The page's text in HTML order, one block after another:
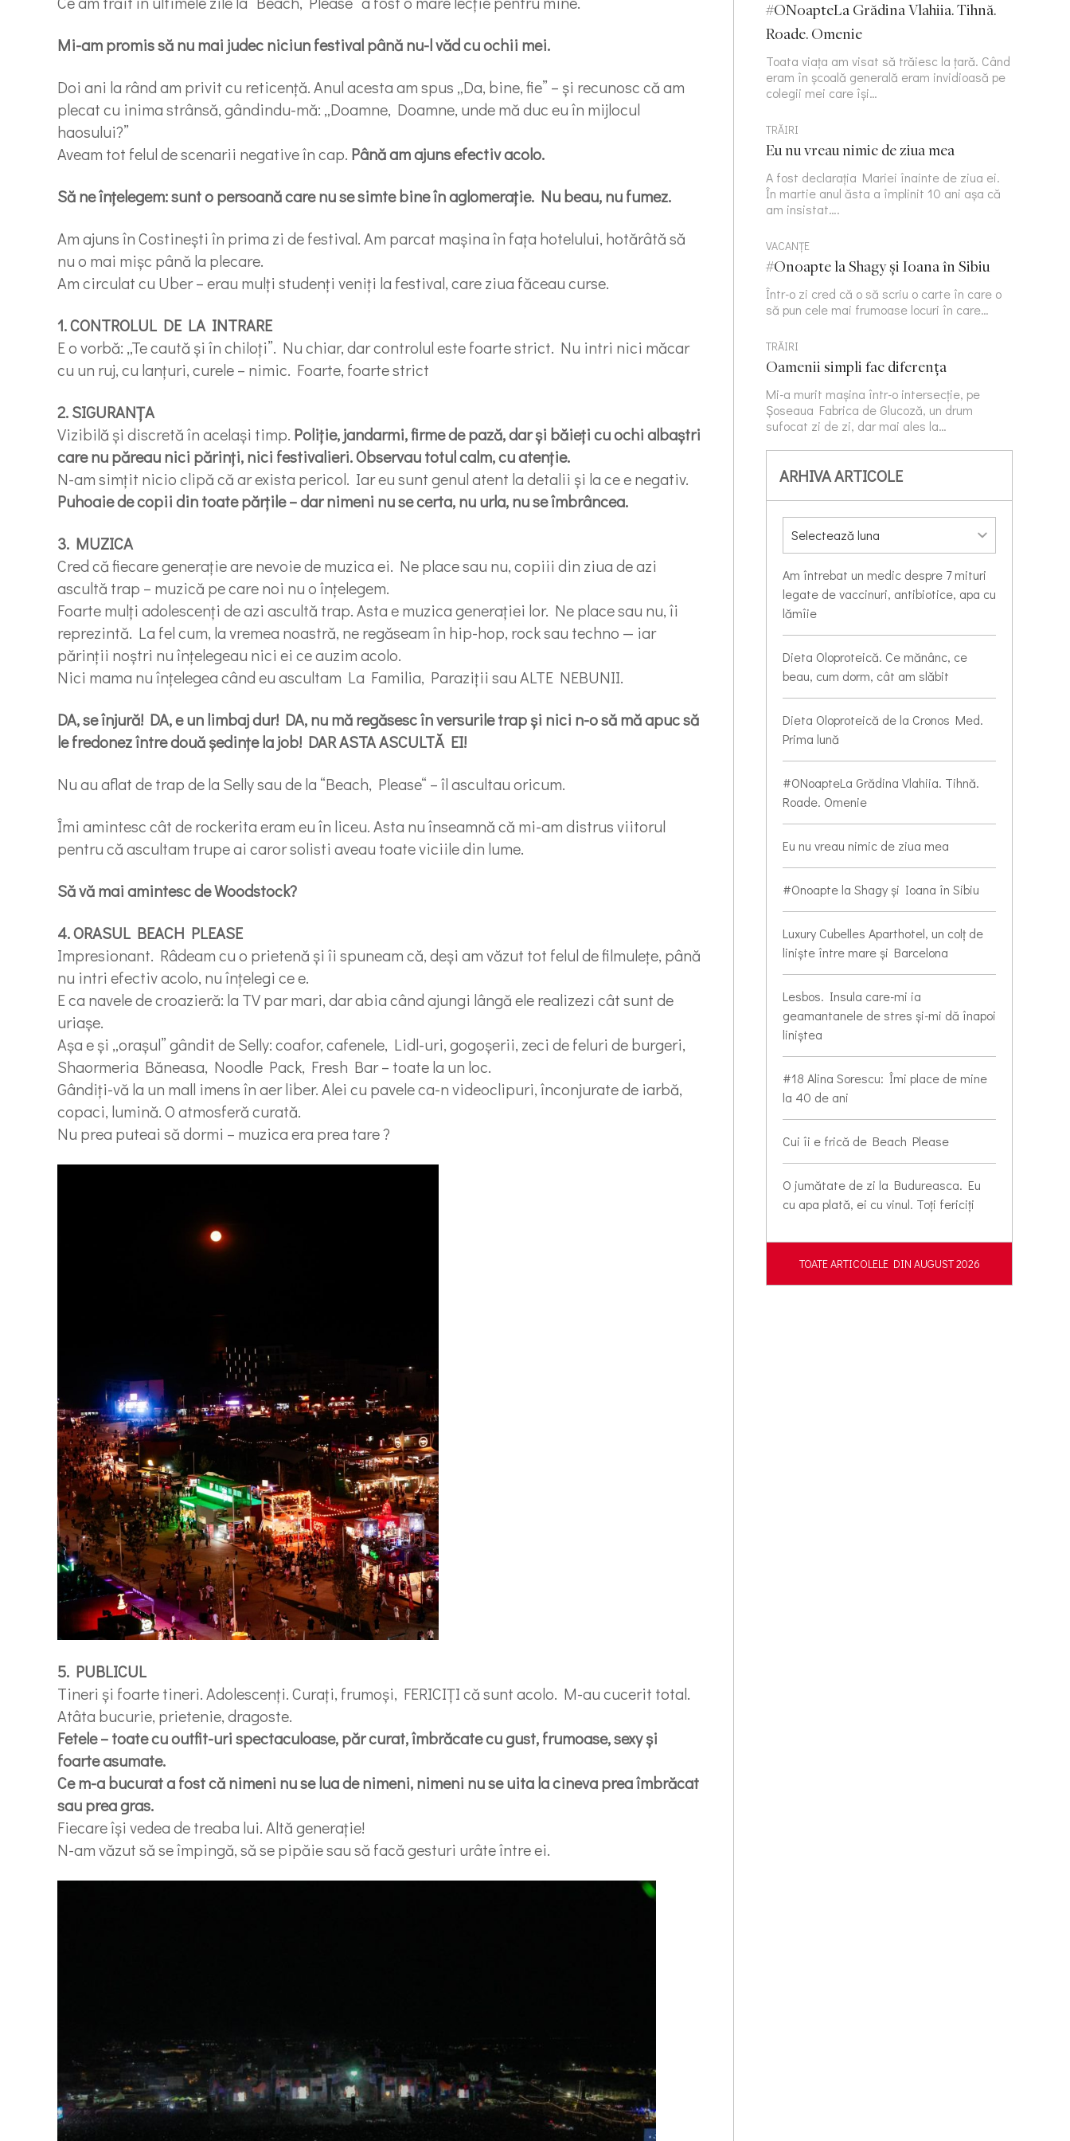
Mi-am promis să nu mai judec niciun festival până nu-l văd cu ochii mei.
Doi ani la rând am privit cu reticență. Anul acesta am spus „Da, bine, fie” – și recunosc că am
plecat cu inima strânsă, gândindu-mă: „Doamne, Doamne, unde mă duc eu în mijlocul
haosului?”
Aveam tot felul de scenarii negative în cap. Până am ajuns efectiv acolo.
Să ne înțelegem: sunt o persoană care nu se simte bine în aglomerație. Nu beau, nu fumez.
Am ajuns în Costinești în prima zi de festival. Am parcat mașina în fața hotelului, hotărâtă să
nu o mai mișc până la plecare.
Am circulat cu Uber – erau mulți studenți veniți la festival, care ziua făceau curse.
1. CONTROLUL DE LA INTRARE
E o vorbă: „Te caută și în chiloți”. Nu chiar, dar controlul este foarte strict. Nu intri nici măcar
cu un ruj, cu lanțuri, curele – nimic. Foarte, foarte strict
2. SIGURANŢA
Vizibilă și discretă în același timp. Poliție, jandarmi, firme de pază, dar și băieți cu ochi albaștri
care nu păreau nici părinți, nici festivalieri. Observau totul calm, cu atenție.
N-am simțit nicio clipă că ar exista pericol. Iar eu sunt genul atent la detalii și la ce e negativ.
Puhoaie de copii din toate părțile – dar nimeni nu se certa, nu urla, nu se îmbrâncea.
3. MUZICA
Cred că fiecare generație are nevoie de muzica ei. Ne place sau nu, copiii din ziua de azi
ascultă trap – muzică pe care noi nu o înțelegem.
Foarte mulți adolescenți de azi ascultă trap. Asta e muzica generației lor. Ne place sau nu, îi
reprezintă. La fel cum, la vremea noastră, ne regăseam în hip-hop, rock sau techno — iar
părinții noștri nu înțelegeau nici ei ce auzim acolo.
Nici mama nu înțelegea când eu ascultam La Familia, Paraziții sau ALTE NEBUNII.
DA, se înjură! DA, e un limbaj dur! DA, nu mă regăsesc în versurile trap şi nici n-o să mă apuc să
le fredonez între două şedinţe la job! DAR ASTA ASCULTĂ EI!
Nu au aflat de trap de la Selly sau de la “Beach, Please“ – îl ascultau oricum.
Îmi amintesc cât de rockerita eram eu în liceu. Asta nu înseamnă că mi-am distrus viitorul
pentru că ascultam trupe ai caror solisti aveau toate viciile din lume.
Să vă mai amintesc de Woodstock?
4. ORASUL BEACH PLEASE
Impresionant. Râdeam cu o prietenă și îi spuneam că, deși am văzut tot felul de filmulețe, până
nu intri efectiv acolo, nu înțelegi ce e.
E ca navele de croazieră: la TV par mari, dar abia când ajungi lângă ele realizezi cât sunt de
uriașe.
Așa e și „orașul” gândit de Selly: coafor, cafenele, Lidl-uri, gogoșerii, zeci de feluri de burgeri,
Shaormeria Băneasa, Noodle Pack, Fresh Bar – toate la un loc.
Gândiți-vă la un mall imens în aer liber. Alei cu pavele ca-n videoclipuri, înconjurate de iarbă,
copaci, lumină. O atmosferă curată.
Nu prea puteai să dormi – muzica era prea tare ?
5. PUBLICUL
Tineri și foarte tineri. Adolescenți. Curați, frumoși, FERICIȚI că sunt acolo. M-au cucerit total.
Atâta bucurie, prietenie, dragoste.
Fetele – toate cu outfit-uri spectaculoase, păr curat, îmbrăcate cu gust, frumoase, sexy și
foarte asumate.
Ce m-a bucurat a fost că nimeni nu se lua de nimeni, nimeni nu se uita la cineva prea îmbrăcat
sau prea gras.
Fiecare își vedea de treaba lui. Altă generație!
N-am văzut să se împingă, să se pipăie sau să facă gesturi urâte între ei.
#ONoapteLa Grădina Vlahiia. Tihnă.
Roade. Omenie
Toata viața am visat să trăiesc la țară. Când
eram în școală generală eram invidioasă pe
colegii mei care își…
TRĂIRI
Eu nu vreau nimic de ziua mea
A fost declarația Mariei înainte de ziua ei.
În martie anul ăsta a împlinit 10 ani așa că
am insistat….
VACANȚE
#Onoapte la Shagy și Ioana în Sibiu
Într-o zi cred că o să scriu o carte în care o
să pun cele mai frumoase locuri în care…
TRĂIRI
Oamenii simpli fac diferența
Mi-a murit mașina într-o intersecție, pe
Șoseaua Fabrica de Glucoză, un drum
sufocat zi de zi, dar mai ales la…
ARHIVA ARTICOLE
Am întrebat un medic despre 7 mituri
legate de vaccinuri, antibiotice, apa cu
lămîie
Dieta Oloproteică. Ce mănânc, ce
beau, cum dorm, cât am slăbit
Dieta Oloproteică de la Cronos Med.
Prima lună
#ONoapteLa Grădina Vlahiia. Tihnă.
Roade. Omenie
Eu nu vreau nimic de ziua mea
#Onoapte la Shagy și Ioana în Sibiu
Luxury Cubelles Aparthotel, un colț de
liniște între mare și Barcelona
Lesbos. Insula care-mi ia
geamantanele de stres și-mi dă înapoi
liniștea
#18 Alina Sorescu: Îmi place de mine
la 40 de ani
Cui îi e frică de Beach Please
O jumătate de zi la Budureasca. Eu
cu apa plată, ei cu vinul. Toți fericiți
TOATE ARTICOLELE DIN AUGUST 2026